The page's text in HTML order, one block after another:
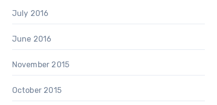
July 2016
June 2016
November 2015
October 2015